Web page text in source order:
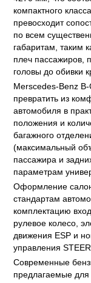
компактного
превосходит
по всем
габаритам, таким
плеч пассажиров,
головы до обивки
Merscedes-Benz
превратить из
автомобиля в
положения и
багажного
(максимальный
пассажира и
параметрам
Оформление
стандартам
комплектацию
рулевое колесо,
движения ESP и
управления
Современные
предлагаемые для